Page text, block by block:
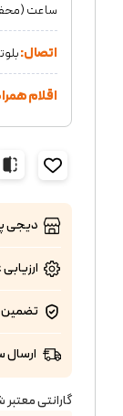
ساعت
اتصال:
اقلام
دیجی
تضمین
ارسال
گارانتی معتبر